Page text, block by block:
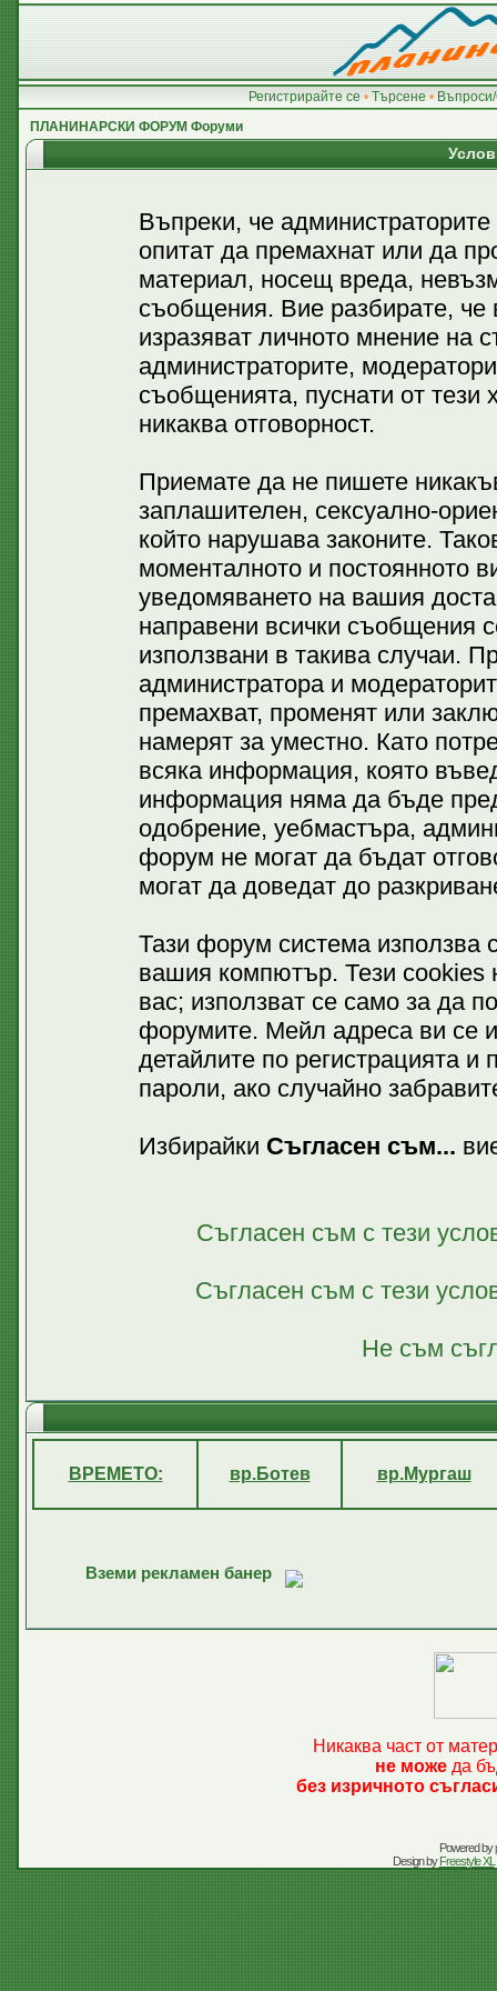
Регистрирайте се • Търсене •
ПЛАНИНАРСКИ ФОРУМ Форуми
Въпреки, че
опитат да премахнат или да
материал, носещ вреда,
съобщения. Вие разбирате,
изразяват личното мнение на
администраторите,
съобщенията, пуснати от тези
никаква отговорност.
Приемате да не пишете
заплашителен, сексуално-
който нарушава законите.
моменталното и постоянното
уведомяването на вашия
направени всички съобщения
използвани в такива случаи.
администратора и
премахват, променят или
намерят за уместно. Като
всяка информация, която
информация няма да бъде
одобрение, уебмастъра,
форум не могат да бъдат
могат да доведат до
Тази форум система използва
вашия компютър. Тези cookies
вас; използват се само за да
форумите. Мейл адреса ви се
детайлите по регистрацията
пароли, ако случайно
Избирайки Съгласен съм...
Съгласен съм с тези
Съгласен съм с тези
Не съм
ВРЕМЕТО: вр.Ботев вр.Мургаш
Вземи рекламен банер
Никаква част от
не може да
без изричното
Powered by
Design byFreestyle XL